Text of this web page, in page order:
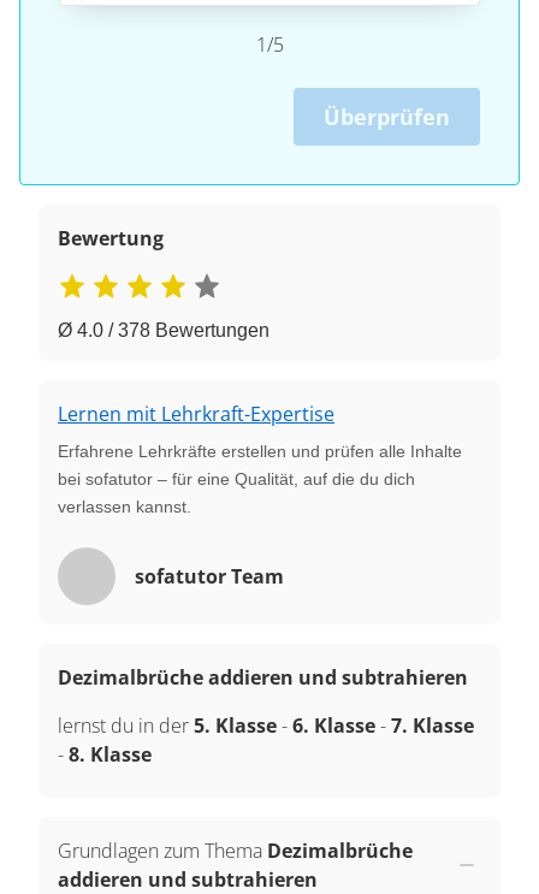
1/5
Überprüfen
Bewertung
Ø 4.0 / 378 Bewertungen
Lernen mit Lehrkraft-Expertise
Erfahrene Lehrkräfte erstellen und prüfen alle Inhalte
bei sofatutor – für eine Qualität, auf die du dich
verlassen kannst.
sofatutor Team
Dezimalbrüche addieren und subtrahieren
lernst du in der5. Klasse-6. Klasse-7. Klasse
-8. Klasse
Grundlagen zum Thema Dezimalbrüche
addieren und subtrahieren